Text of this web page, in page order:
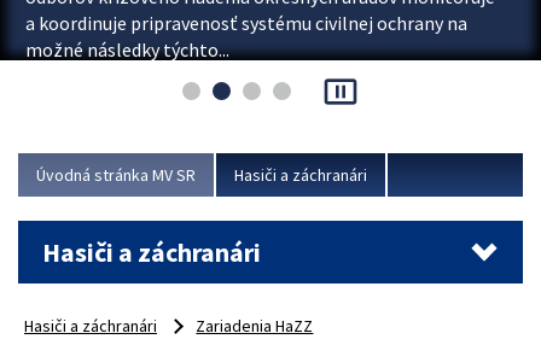
a koordinuje pripravenosť systému civilnej ochrany na
možné následky týchto...
pause_presentation
Úvodná stránka MV SR Hasiči a záchranári
Hasiči a záchranári
Hasiči a záchranári
Zariadenia HaZZ